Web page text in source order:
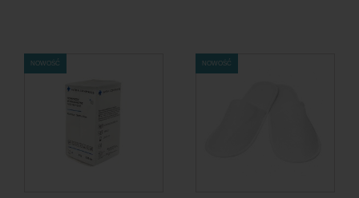
NOWOŚĆ NOWOŚĆ